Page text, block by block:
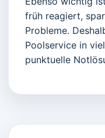
früh reagiert,
Probleme.
Poolservice in
punktuelle